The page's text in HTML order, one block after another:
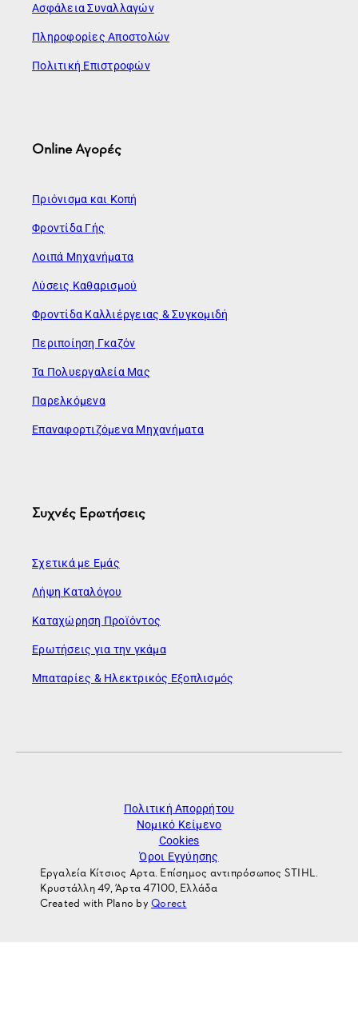
Ασφάλεια Συναλλαγών
Πληροφορίες Αποστολών
Πολιτική Επιστροφών
Online Αγορές
Πριόνισμα και Κοπή
Φροντίδα Γής
Λοιπά Μηχανήματα
Λύσεις Καθαρισμού
Φροντίδα Καλλιέργειας & Συγκομιδή
Περιποίηση Γκαζόν
Τα Πολυεργαλεία Μας
Παρελκόμενα
Επαναφορτιζόμενα Μηχανήματα
Συχνές Ερωτήσεις
Σχετικά με Εμάς
Λήψη Καταλόγου
Καταχώρηση Προϊόντος
Ερωτήσεις για την γκάμα
Μπαταρίες & Ηλεκτρικός Εξοπλισμός
Πολιτική Απορρήτου
Νομικό Κείμενο
Cookies
Όροι Εγγύησης
Εργαλεία Κίτσιος Αρτα. Επίσημος αντιπρόσωπος STIHL.
Κρυστάλλη 49, Άρτα 47100, Ελλάδα
Created with Plano byQorect